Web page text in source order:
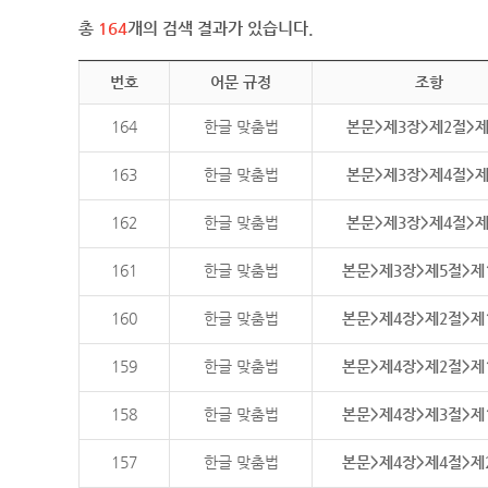
총 164개의 검색 결과가 있습니다.
번호 어문 규정 조항
164 한글 맞춤법 본문>제3장>제2절>
163 한글 맞춤법 본문>제3장>제4절>
162 한글 맞춤법 본문>제3장>제4절>
161 한글 맞춤법 본문>제3장>제5절>
160 한글 맞춤법 본문>제4장>제2절>
159 한글 맞춤법 본문>제4장>제2절>
158 한글 맞춤법 본문>제4장>제3절>
157 한글 맞춤법 본문>제4장>제4절>